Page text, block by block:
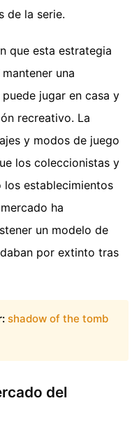
de la serie.
que esta estrategia
una
jugar en casa y
recreativo. La
y modos de juego
los coleccionistas y
los establecimientos
ha
un modelo de
por extinto tras
shadow of the tomb
del